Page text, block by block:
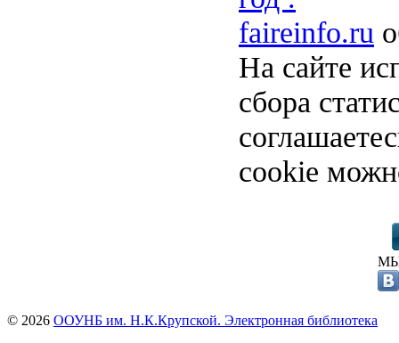
faireinfo.ru
На сайте
сбора
cookie
© 2026 ООУНБ им. Н.К.Крупской. Электронная библиотека